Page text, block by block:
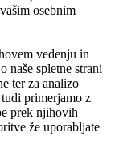
osebnim
vedenju in
naše spletne strani
ter za analizo
primerjamo z
prek njihovih
že uporabljate